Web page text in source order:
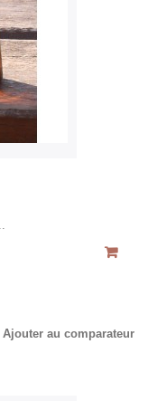
Ajouter au comparateur